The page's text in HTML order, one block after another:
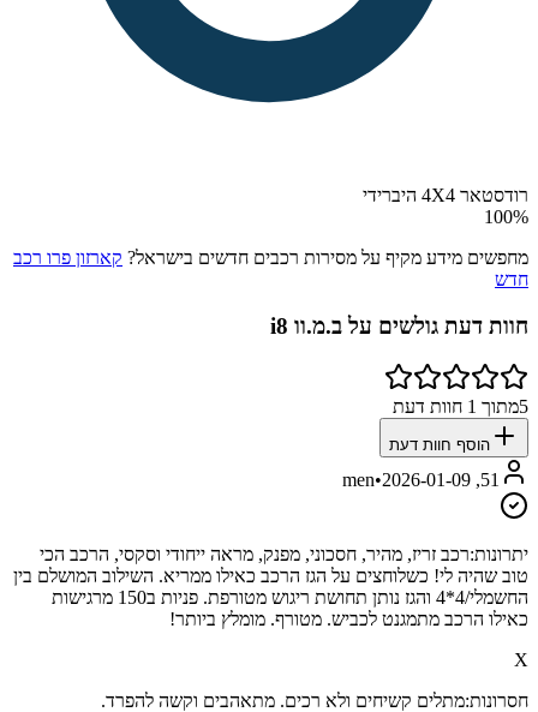
רודסטאר 4X4 היברידי
100%
מחפשים מידע מקיף על מסירות רכבים חדשים בישראל? קארזון פרו רכב
חדש
חוות דעת גולשים על ב.מ.וו i8
5מתוך 1 חוות דעת
הוסף חוות דעת
51, men
•2026-01-09
יתרונות:רכב זריז, מהיר, חסכוני, מפנק, מראה ייחודי וסקסי, הרכב הכי
טוב שהיה לי! כשלוחצים על הגז הרכב כאילו ממריא. השילוב המושלם בין
החשמלי/4*4 והגז נותן תחושת ריגוש מטורפת. פניות ב150 מרגישות
כאילו הרכב מתמגנט לכביש. מטורף. מומלץ ביותר!
X
חסרונות:מתלים קשיחים ולא רכים. מתאהבים וקשה להפרד.